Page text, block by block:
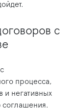
с
процесса,
и негативных